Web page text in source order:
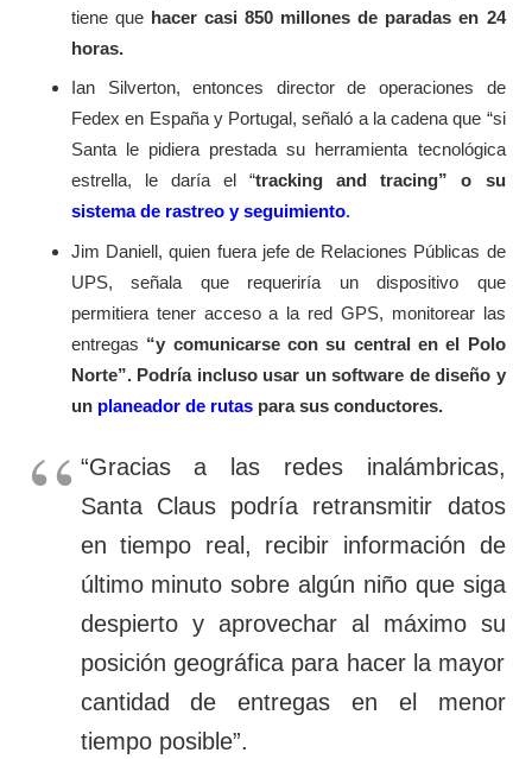
tiene que hacer casi 850 millones de paradas en 24
horas.
Ian Silverton, entonces director de operaciones de
Fedex en España y Portugal, señaló a la cadena que “si
Santa le pidiera prestada su herramienta tecnológica
estrella, le daría el “tracking and tracing” o su
sistema de rastreo y seguimiento.
Jim Daniell, quien fuera jefe de Relaciones Públicas de
UPS, señala que requeriría un dispositivo que
permitiera tener acceso a la red GPS, monitorear las
entregas “y comunicarse con su central en el Polo
Norte”. Podría incluso usar un software de diseño y
un planeador de rutas para sus conductores.
“Gracias a las redes inalámbricas,
Santa Claus podría retransmitir datos
en tiempo real, recibir información de
último minuto sobre algún niño que siga
despierto y aprovechar al máximo su
posición geográfica para hacer la mayor
cantidad de entregas en el menor
tiempo posible”.